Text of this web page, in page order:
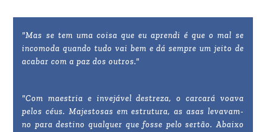
"Mas se tem uma coisa que eu aprendi é que o mal se
incomoda quando tudo vai bem e dá sempre um jeito de
acabar com a paz dos outros."
"Com maestria e invejável destreza, o carcará voava
pelos céus. Majestosas em estrutura, as asas levavam-
no para destino qualquer que fosse pelo sertão. Abaixo